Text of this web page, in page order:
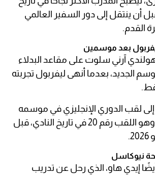
أن ينتقل إلى دور السفير العالمي
القدم.
بعد موسمين
آرني سلوت على مقاعد البدلاء
الجديد، بعدما أنهى ليفربول تجربته
لقب الدوري الإنجليزي في موسمه
الأول 2024-2025، وهو اللقب رقم 20 في تاريخ النادي، قبل
نيوكاسل
إيدي هاو، الذي رحل عن تدريب